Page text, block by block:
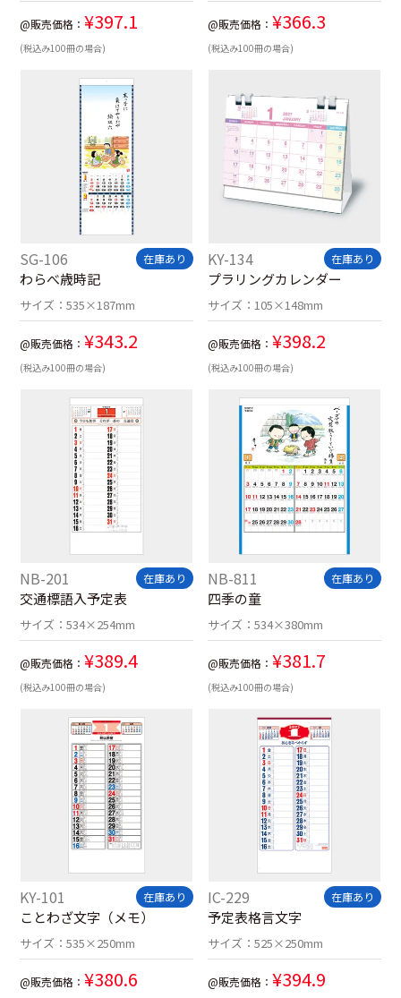
@販売価格： ¥397.1
(税込み100冊の場合)
@販売価格： ¥366.3
(税込み100冊の場合)
SG-106 在庫あり
わらべ歳時記
サイズ：535×187mm
@販売価格： ¥343.2
(税込み100冊の場合)
KY-134 在庫あり
プラリングカレンダー
サイズ： 105×148mm
@販売価格： ¥398.2
(税込み100冊の場合)
NB-201 在庫あり
交通標語入予定表
サイズ：534×254mm
@販売価格： ¥389.4
(税込み100冊の場合)
NB-811 在庫あり
四季の童
サイズ： 534×380mm
@販売価格： ¥381.7
(税込み100冊の場合)
KY-101 在庫あり
ことわざ文字（メモ）
サイズ：535×250mm
@販売価格： ¥380.6
IC-229 在庫あり
予定表格言文字
サイズ： 525×250mm
@販売価格： ¥394.9